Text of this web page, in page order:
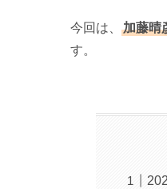
今回は、 加藤晴
す。